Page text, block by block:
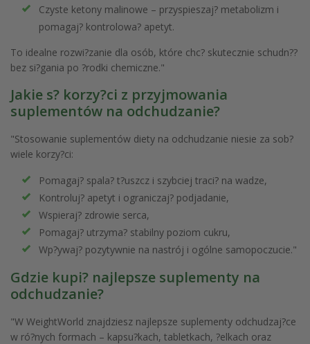
Czyste ketony malinowe – przyspieszaj? metabolizm i
pomagaj? kontrolowa? apetyt.
To idealne rozwi?zanie dla osób, które chc? skutecznie schudn??
bez si?gania po ?rodki chemiczne."
Jakie s? korzy?ci z przyjmowania
suplementów na odchudzanie?
"Stosowanie suplementów diety na odchudzanie niesie za sob?
wiele korzy?ci:
Pomagaj? spala? t?uszcz i szybciej traci? na wadze,
Kontroluj? apetyt i ograniczaj? podjadanie,
Wspieraj? zdrowie serca,
Pomagaj? utrzyma? stabilny poziom cukru,
Wp?ywaj? pozytywnie na nastrój i ogólne samopoczucie."
Gdzie kupi? najlepsze suplementy na
odchudzanie?
"W WeightWorld znajdziesz najlepsze suplementy odchudzaj?ce
w ró?nych formach – kapsu?kach, tabletkach, ?elkach oraz